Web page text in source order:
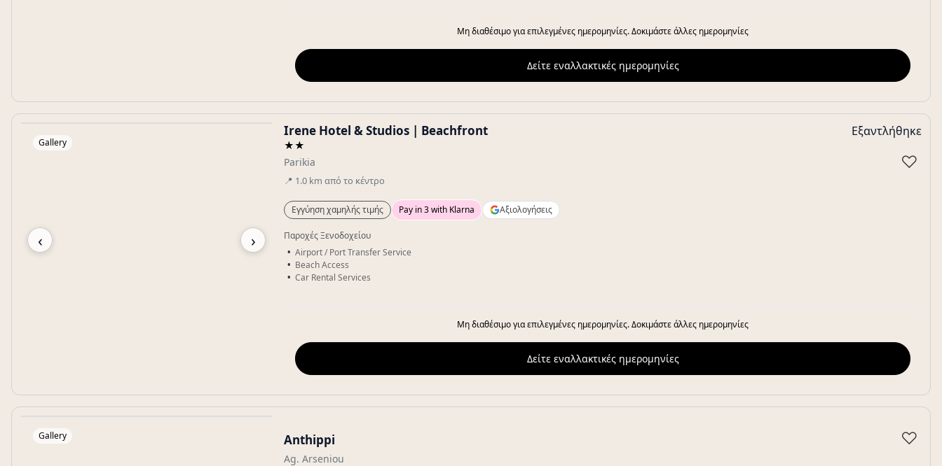
Μη διαθέσιμο για επιλεγμένες ημερομηνίες. Δοκιμάστε άλλες ημερομηνίες
Δείτε εναλλακτικές ημερομηνίες
‹ ›
Gallery
Irene Hotel & Studios | Beachfront
★★
Parikia
📍 1.0 km από το κέντρο
Εξαντλήθηκε
♡
Εγγύηση χαμηλής τιμής Pay in 3 with Klarna Αξιολογήσεις
Παροχές Ξενοδοχείου
Airport / Port Transfer Service
Beach Access
Car Rental Services
Μη διαθέσιμο για επιλεγμένες ημερομηνίες. Δοκιμάστε άλλες ημερομηνίες
Δείτε εναλλακτικές ημερομηνίες
Gallery Anthippi
Ag. Arseniou
♡